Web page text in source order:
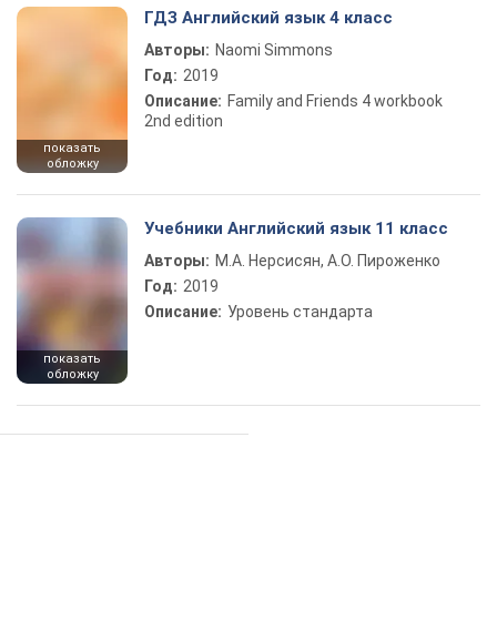
показать
обложку
ГДЗ Английский язык 4 класс
Авторы: Naomi Simmons
Год: 2019
Описание: Family and Friends 4 workbook
2nd edition
показать
обложку
Учебники Английский язык 11 класс
Авторы: М.А. Нерсисян, А.О. Пироженко
Год: 2019
Описание: Уровень стандарта